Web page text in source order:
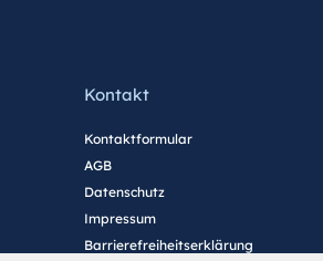
Kontakt
Kontaktformular
AGB
Datenschutz
Impressum
Barrierefreiheitserklärung